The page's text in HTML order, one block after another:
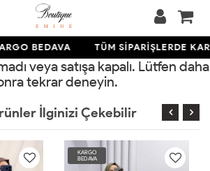
BEDAVA TÜM SİPARİŞLERDE
veya satışa kapalı. Lütfen daha
tekrar deneyin.
İlginizi Çekebilir
KARGO
BEDAVA